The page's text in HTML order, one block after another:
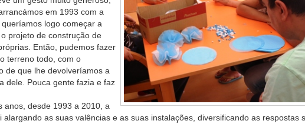
em 1993 com a
logo começar a
projeto de construção de
Então, pudemos fazer
terreno todo, com o
de que lhe devolveríamos a
dele. Pouca gente fazia e faz
anos, desde 1993 a 2010, a
alargando as suas valências e as suas instalações, diversificando as respostas